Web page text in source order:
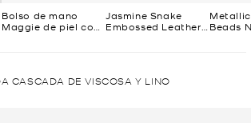
Bolso de mano
Maggie de piel con
Jasmine Snake
Embossed Leather
Beads
CASCADA DE VISCOSA Y LINO